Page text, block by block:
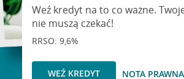
Weź kredyt na to co ważne.
nie muszą czekać!
RRSO: 9,6%
WEŹ KREDYT NOTA PRAWNA